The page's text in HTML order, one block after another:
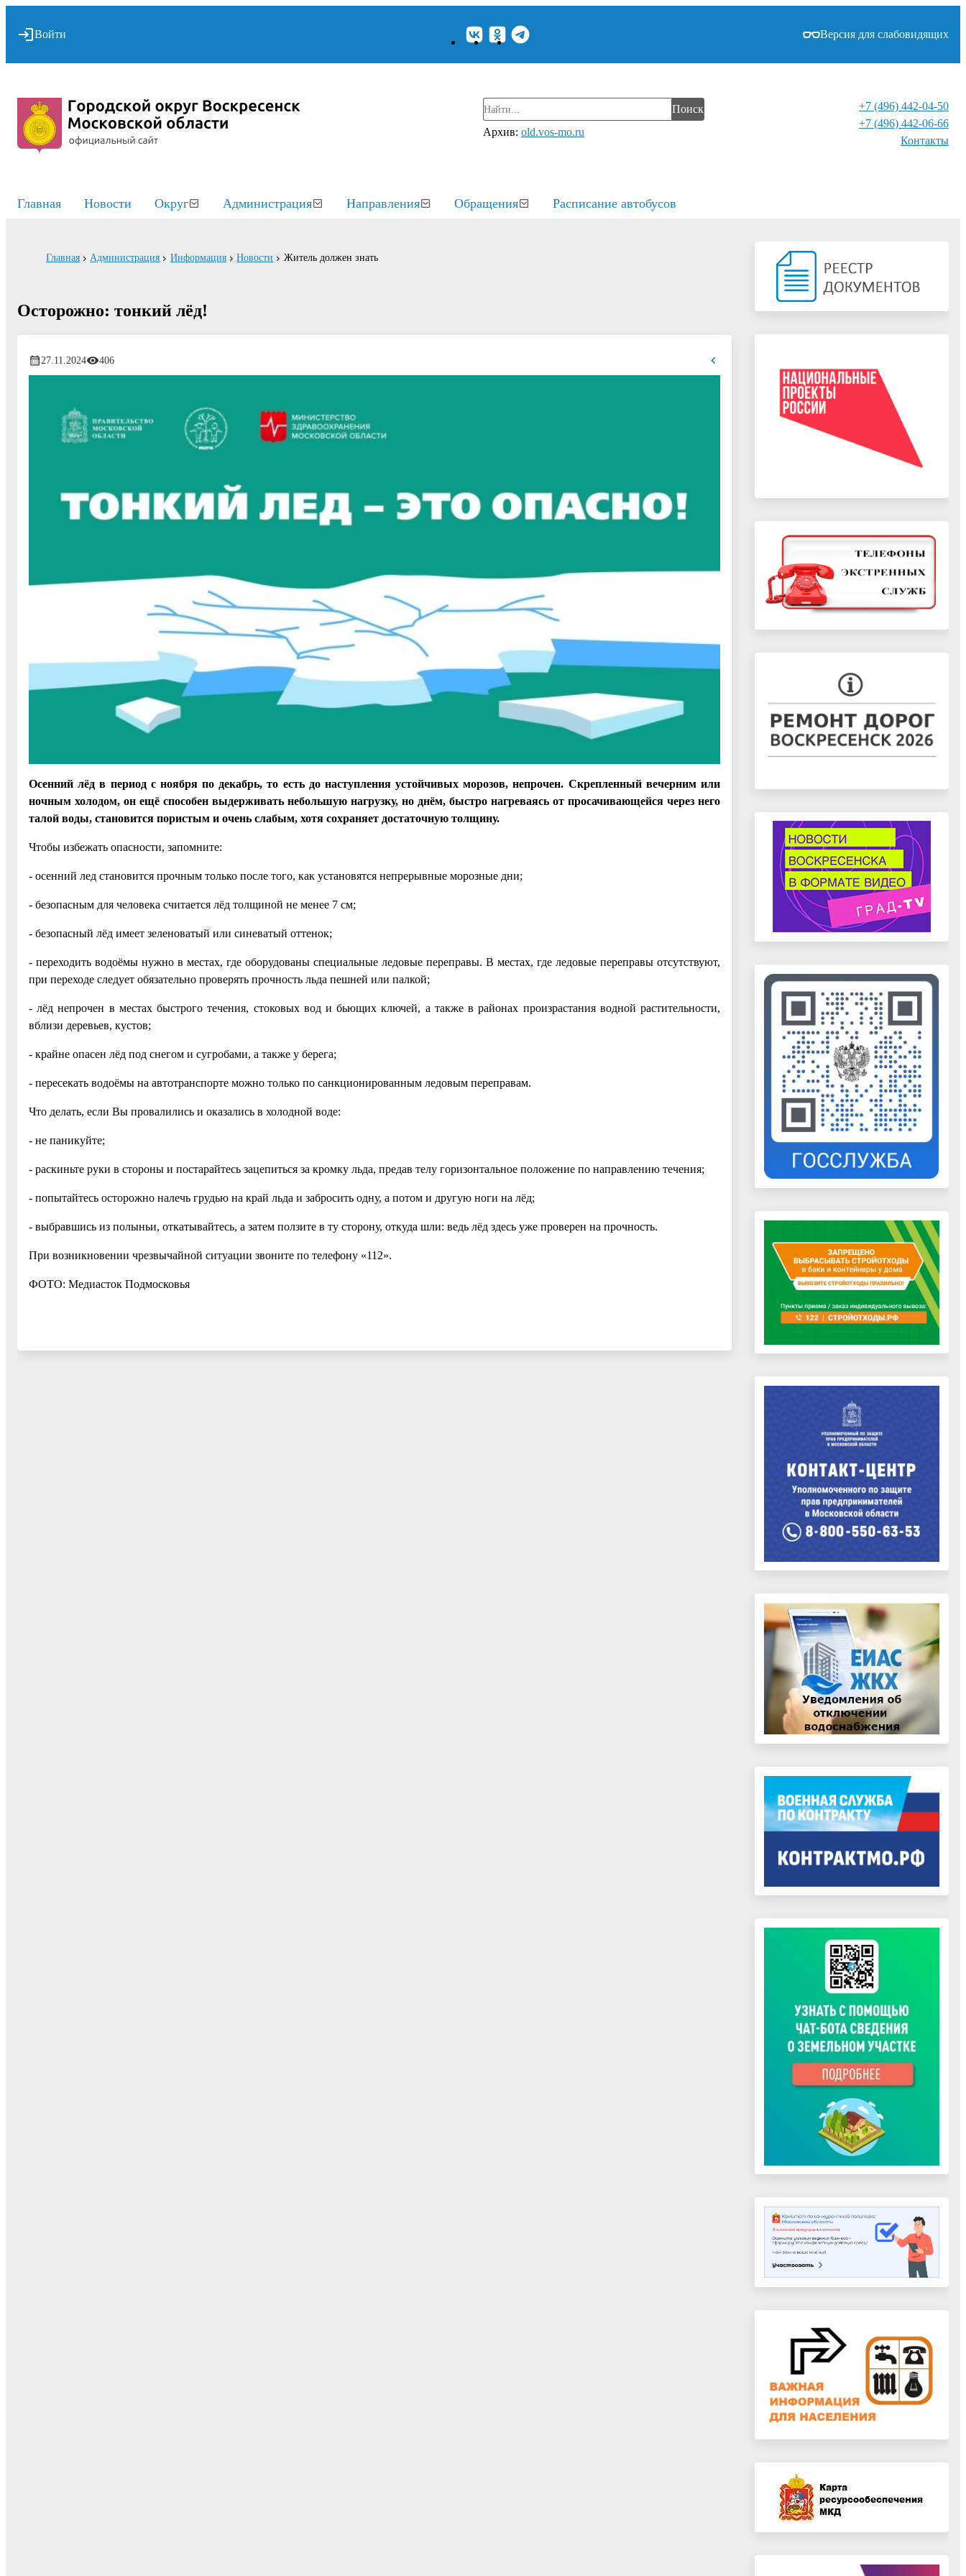
Войти Версия для слабовидящих
Поиск
Архив: old.vos-mo.ru
+7 (496) 442-04-50
+7 (496) 442-06-66
Контакты⁠
Главная Новости Округ Администрация Направления Обращения Расписание автобусов
Главная Администрация Информация Новости Житель должен знать
Осторожно: тонкий лёд!
27.11.2024 406
Осенний лёд в период с ноября по декабрь, то есть до наступления устойчивых морозов, непрочен. Скрепленный вечерним или
ночным холодом, он ещё способен выдерживать небольшую нагрузку, но днём, быстро нагреваясь от просачивающейся через него
талой воды, становится пористым и очень слабым, хотя сохраняет достаточную толщину.
Чтобы избежать опасности, запомните:
- осенний лед становится прочным только после того, как установятся непрерывные морозные дни;
- безопасным для человека считается лёд толщиной не менее 7 см;
- безопасный лёд имеет зеленоватый или синеватый оттенок;
- переходить водоёмы нужно в местах, где оборудованы специальные ледовые переправы. В местах, где ледовые переправы отсутствуют,
при переходе следует обязательно проверять прочность льда пешней или палкой;
- лёд непрочен в местах быстрого течения, стоковых вод и бьющих ключей, а также в районах произрастания водной растительности,
вблизи деревьев, кустов;
- крайне опасен лёд под снегом и сугробами, а также у берега;
- пересекать водоёмы на автотранспорте можно только по санкционированным ледовым переправам.
Что делать, если Вы провалились и оказались в холодной воде:
- не паникуйте;
- раскиньте руки в стороны и постарайтесь зацепиться за кромку льда, предав телу горизонтальное положение по направлению течения;
- попытайтесь осторожно налечь грудью на край льда и забросить одну, а потом и другую ноги на лёд;
- выбравшись из полыньи, откатывайтесь, а затем ползите в ту сторону, откуда шли: ведь лёд здесь уже проверен на прочность.
При возникновении чрезвычайной ситуации звоните по телефону «112».
ФОТО: Медиасток Подмосковья